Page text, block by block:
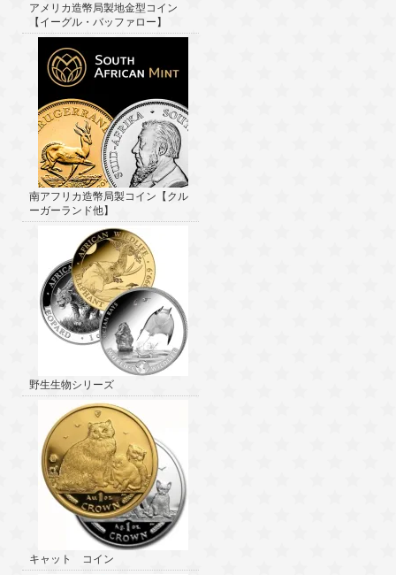
アメリカ造幣局製地金型コイン
【イーグル・バッファロー】
南アフリカ造幣局製コイン【クル
ーガーランド他】
野生生物シリーズ
キャット コイン